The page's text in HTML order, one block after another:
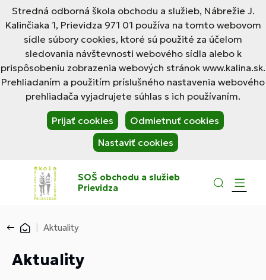
Stredná odborná škola obchodu a služieb, Nábrežie J.
Kalinčiaka 1, Prievidza 971 01 používa na tomto webovom
sídle súbory cookies, ktoré sú použité za účelom
sledovania návštevnosti webového sídla alebo k
prispôsobeniu zobrazenia webových stránok www.kalina.sk.
Prehliadaním a použitím príslušného nastavenia webového
prehliadača vyjadrujete súhlas s ich používaním.
Prijať cookies
Odmietnuť cookies
Nastaviť cookies
SOŠ obchodu a služieb
Prievidza
Aktuality
Aktuality